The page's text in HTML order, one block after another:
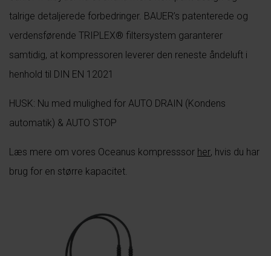
talrige detaljerede forbedringer. BAUER’s patenterede og
verdensførende TRIPLEX® filtersystem garanterer
samtidig, at kompressoren leverer den reneste åndeluft i
henhold til DIN EN 12021
HUSK: Nu med mulighed for AUTO DRAIN (Kondens
automatik) & AUTO STOP
Læs mere om vores Oceanus kompresssor her, hvis du har
brug for en større kapacitet.